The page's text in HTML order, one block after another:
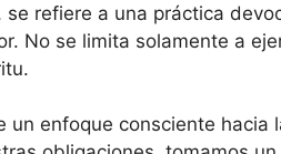
refiere a una práctica
No se limita solamente a
enfoque consciente